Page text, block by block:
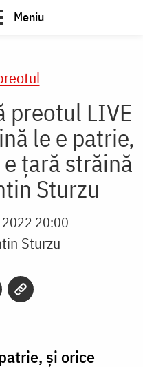
Meniu
preotul LIVE
le e patrie,
țară străină
Sturzu
20:00
Sturzu
și orice